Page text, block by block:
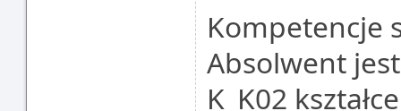
Kompetencje
Absolwent
K_K02